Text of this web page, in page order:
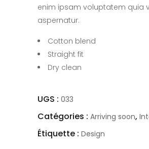
enim ipsam voluptatem quia
aspernatur.
Cotton blend
Straight fit
Dry clean
UGS : 033
Catégories : Arriving soon,
Étiquette : Design